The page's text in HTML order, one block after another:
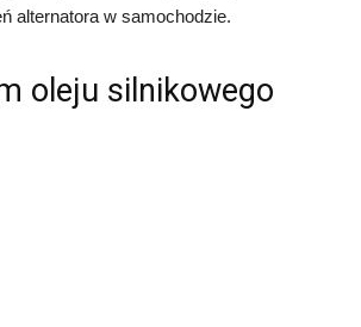
alternatora w samochodzie.
oleju silnikowego